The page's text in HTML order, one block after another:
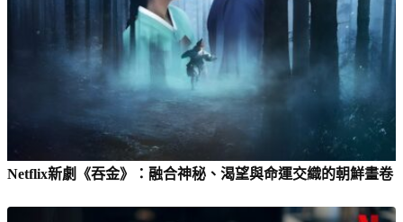
Netflix新劇《吞金》：融合神秘、渴望與命運交織的朝鮮畫卷